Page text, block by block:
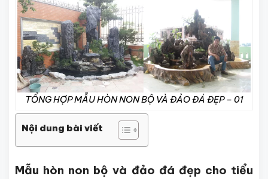
TỔNG HỢP MẪU HÒN NON BỘ VÀ ĐẢO ĐÁ ĐẸP – 01
Nội dung bài viết
Mẫu hòn non bộ và đảo đá đẹp cho tiểu